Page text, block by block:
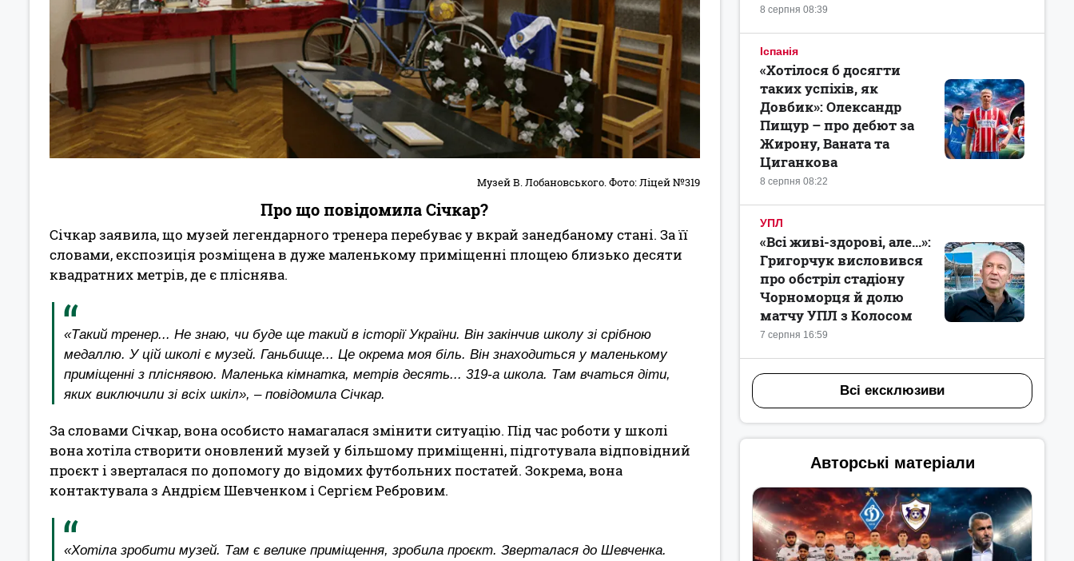
Музей В. Лобановського. Фото: Ліцей №319
Про що повідомила Січкар?
Січкар заявила, що музей легендарного тренера перебуває у вкрай занедбаному стані. За її
словами, експозиція розміщена в дуже маленькому приміщенні площею близько десяти
квадратних метрів, де є пліснява.
«Такий тренер... Не знаю, чи буде ще такий в історії України. Він закінчив школу зі срібною
медаллю. У цій школі є музей. Ганьбище... Це окрема моя біль. Він знаходиться у маленькому
приміщенні з пліснявою. Маленька кімнатка, метрів десять... 319-а школа. Там вчаться діти,
яких виключили зі всіх шкіл», – повідомила Січкар.
За словами Січкар, вона особисто намагалася змінити ситуацію. Під час роботи у школі
вона хотіла створити оновлений музей у більшому приміщенні, підготувала відповідний
проєкт і зверталася по допомогу до відомих футбольних постатей. Зокрема, вона
контактувала з Андрієм Шевченком і Сергієм Ребровим.
«Хотіла зробити музей. Там є велике приміщення, зробила проєкт. Зверталася до Шевченка.
8 серпня 08:39
Іспанія
8 серпня 08:22
«Хотілося б досягти
таких успіхів, як
Довбик»: Олександр
Пищур – про дебют за
Жирону, Ваната та
Циганкова
УПЛ
7 серпня 16:59
«Всі живі-здорові, але...»:
Григорчук висловився
про обстріл стадіону
Чорноморця й долю
матчу УПЛ з Колосом
Всі ексклюзиви
Авторські матеріали